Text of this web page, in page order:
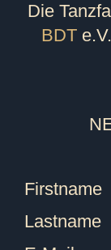
Die
BDT
Firstname
Lastname